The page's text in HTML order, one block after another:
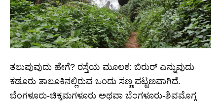
ತಲುಪುವುದು ಹೇಗೆ? ರಸ್ತೆಯ ಮೂಲಕ: ಬಿರುರ್ ಎನ್ನುವುದು
ಕಡೂರು ತಾಲೂಕಿನಲ್ಲಿರುವ ಒಂದು ಸಣ್ಣ ಪಟ್ಟಣವಾಗಿದೆ.
ಬೆಂಗಳೂರು-ಚಿಕ್ಕಮಗಳೂರು ಅಥವಾ ಬೆಂಗಳೂರು-ಶಿವಮೊಗ್ಗ